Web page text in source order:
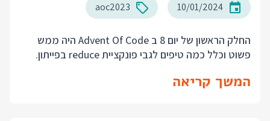
10/01/2024
aoc2023
החלק הראשון של יום 8 ב Advent Of Code היה ממש
פשוט וכלל כמה טיפים לגבי פונקציית reduce בפייתון.
המשך קריאה